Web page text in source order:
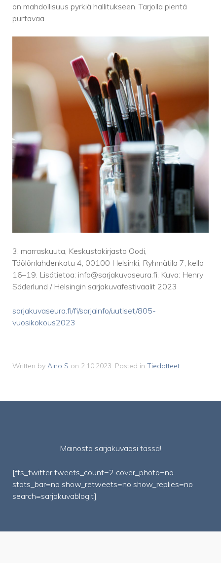
on mahdollisuus pyrkiä hallitukseen. Tarjolla pientä
purtavaa.
3. marraskuuta, Keskustakirjasto Oodi,
Töölönlahdenkatu 4, 00100 Helsinki, Ryhmätila 7, kello
16–19. Lisätietoa: info@sarjakuvaseura.fi. Kuva: Henry
Söderlund / Helsingin sarjakuvafestivaalit 2023
sarjakuvaseura.fi/fi/sarjainfo/uutiset/805-
vuosikokous2023
Written by Aino S on 2.10.2023. Posted in Tiedotteet
Mainosta sarjakuvaasi tässä!
[fts_twitter tweets_count=2 cover_photo=no
stats_bar=no show_retweets=no show_replies=no
search=sarjakuvablogit]